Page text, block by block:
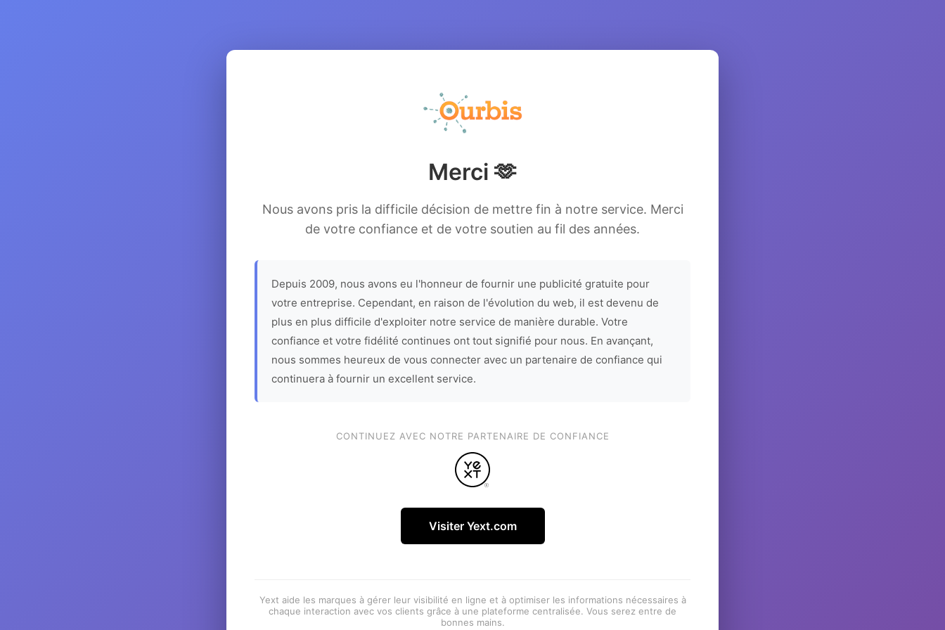
Merci 🫶
Nous avons pris la difficile décision de mettre fin à notre service. Merci
de votre confiance et de votre soutien au fil des années.
Depuis 2009, nous avons eu l'honneur de fournir une publicité gratuite pour
votre entreprise. Cependant, en raison de l'évolution du web, il est devenu de
plus en plus difficile d'exploiter notre service de manière durable. Votre
confiance et votre fidélité continues ont tout signifié pour nous. En avançant,
nous sommes heureux de vous connecter avec un partenaire de confiance qui
continuera à fournir un excellent service.
CONTINUEZ AVEC NOTRE PARTENAIRE DE CONFIANCE
Visiter Yext.com
Yext aide les marques à gérer leur visibilité en ligne et à optimiser les informations nécessaires à
chaque interaction avec vos clients grâce à une plateforme centralisée. Vous serez entre de
bonnes mains.